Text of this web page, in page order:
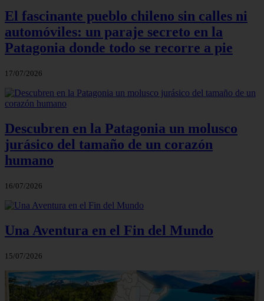
El fascinante pueblo chileno sin calles ni
automóviles: un paraje secreto en la
Patagonia donde todo se recorre a pie
17/07/2026
Descubren en la Patagonia un molusco
jurásico del tamaño de un corazón
humano
16/07/2026
Una Aventura en el Fin del Mundo
15/07/2026